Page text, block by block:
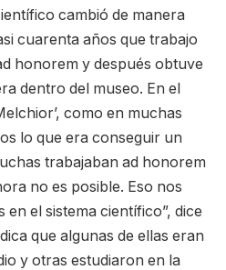
cambió de manera
cuarenta años que trabajo
honorem y después obtuve
dentro del museo. En el
como en muchas
lo que era conseguir un
trabajaban ad honorem
no es posible. Eso nos
en el sistema científico”, dice
que algunas de ellas eran
y otras estudiaron en la